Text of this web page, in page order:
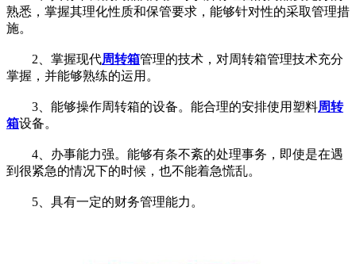
熟悉，掌握其理化性质和保管要求，能够针对性的采取管理措
施。
2、掌握现代周转箱管理的技术，对周转箱管理技术充分
掌握，并能够熟练的运用。
3、能够操作周转箱的设备。能合理的安排使用塑料周转
箱设备。
4、办事能力强。能够有条不紊的处理事务，即使是在遇
到很紧急的情况下的时候，也不能着急慌乱。
5、具有一定的财务管理能力。